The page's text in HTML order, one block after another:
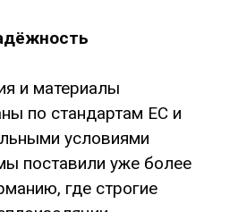
и материалы
по стандартам ЕС и
условиями
поставили уже более
где строгие